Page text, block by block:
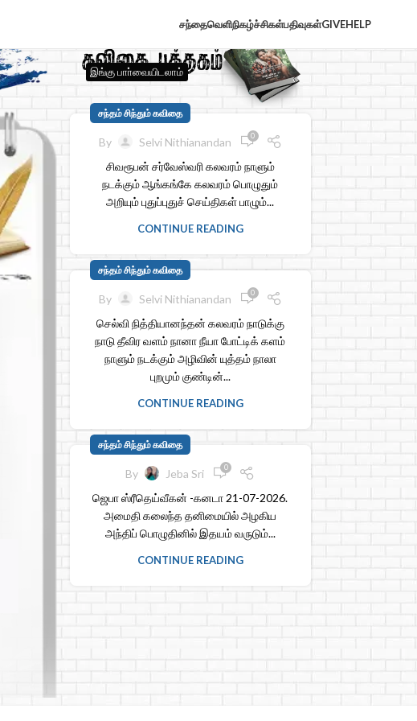
சந்தைவெளிநிகழ்ச்சிகள்பதிவுகள்GIVEHELP
இங்கு பாா்வையிடலாம்
சந்தம் சிந்தும் கவிதை
By Selvi Nithianandan 0
சிவரூபன் சர்வேஸ்வரி கலவரம் நாளும்
நடக்கும் ஆங்கங்கே கலவரம் பொழுதும்
அறியும் புதுப்புதுச் செய்திகள் பாழும்...
CONTINUE READING
சந்தம் சிந்தும் கவிதை
By Selvi Nithianandan 0
செல்வி நித்தியானந்தன் கலவரம் நாடுக்கு
நாடு தீவிர வளம் நானா நீயா போட்டிக் களம்
நாளும் நடக்கும் அழிவின் யுத்தம் நாலா
புறமும் குண்டின்...
CONTINUE READING
சந்தம் சிந்தும் கவிதை
By Jeba Sri 0
ஜெபா ஸ்ரீதெய்வீகன் -கனடா 21-07-2026.
அமைதி கலைந்த தனிமையில் அழகிய
அந்திப் பொழுதினில் இதயம் வருடும்...
CONTINUE READING